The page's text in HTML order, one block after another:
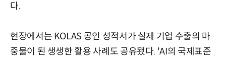
다.
현장에서는 KOLAS 공인 성적서가 실제 기업 수출의 마
중물이 된 생생한 활용 사례도 공유됐다. 'AI의 국제표준